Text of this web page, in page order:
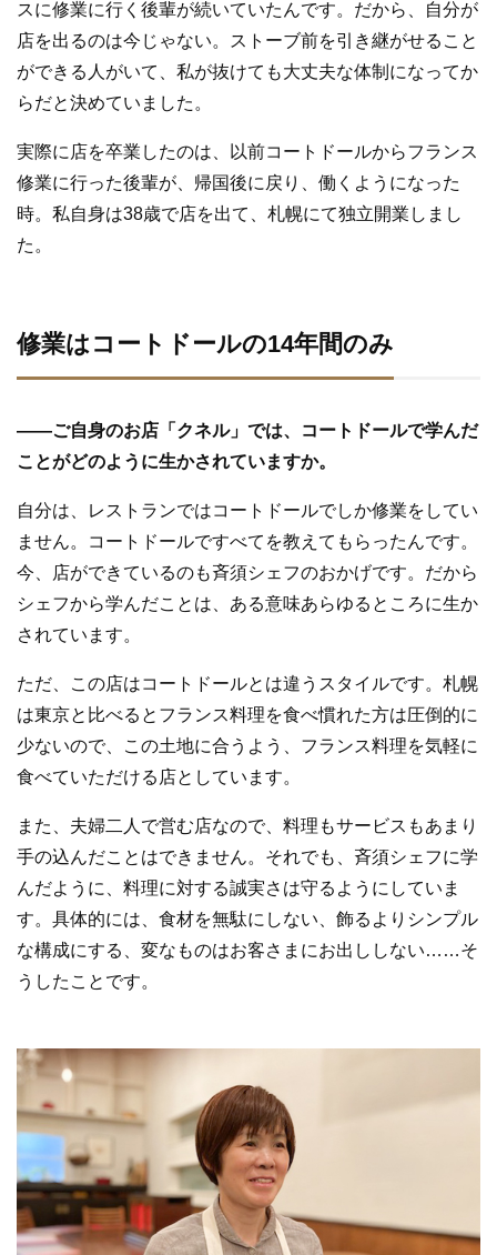
スに修業に行く後輩が続いていたんです。だから、自分が
店を出るのは今じゃない。ストーブ前を引き継がせること
ができる人がいて、私が抜けても大丈夫な体制になってか
らだと決めていました。
実際に店を卒業したのは、以前コートドールからフランス
修業に行った後輩が、帰国後に戻り、働くようになった
時。私自身は38歳で店を出て、札幌にて独立開業しまし
た。
修業はコートドールの14年間のみ
——ご自身のお店「クネル」では、コートドールで学んだ
ことがどのように生かされていますか。
自分は、レストランではコートドールでしか修業をしてい
ません。コートドールですべてを教えてもらったんです。
今、店ができているのも斉須シェフのおかげです。だから
シェフから学んだことは、ある意味あらゆるところに生か
されています。
ただ、この店はコートドールとは違うスタイルです。札幌
は東京と比べるとフランス料理を食べ慣れた方は圧倒的に
少ないので、この土地に合うよう、フランス料理を気軽に
食べていただける店としています。
また、夫婦二人で営む店なので、料理もサービスもあまり
手の込んだことはできません。それでも、斉須シェフに学
んだように、料理に対する誠実さは守るようにしていま
す。具体的には、食材を無駄にしない、飾るよりシンプル
な構成にする、変なものはお客さまにお出ししない……そ
うしたことです。